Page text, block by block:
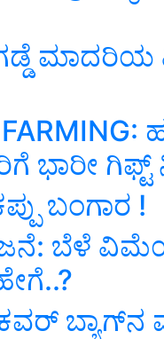
ಮಾದರಿಯ
FARMING:
ಭಾರೀ ಗಿಫ್ಟ್‌
ಬಂಗಾರ !
ಬೆಳೆ ವಿಮೆಯ
ಬ್ಯಾಗ್‌ನ